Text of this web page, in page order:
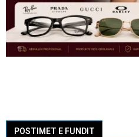
POSTIMET E FUNDIT